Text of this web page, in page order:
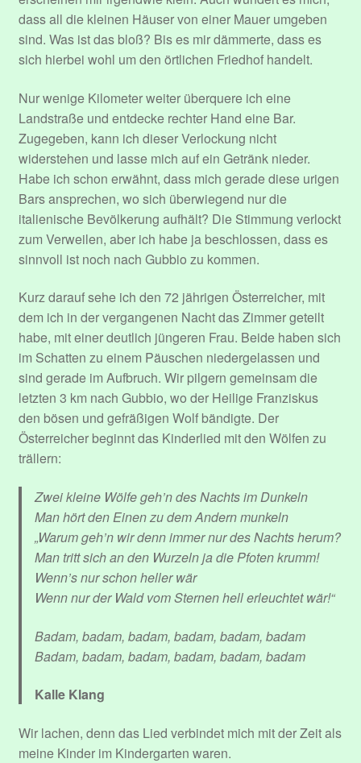
dass all die kleinen Häuser von einer Mauer umgeben
sind. Was ist das bloß? Bis es mir dämmerte, dass es
sich hierbei wohl um den örtlichen Friedhof handelt.
Nur wenige Kilometer weiter überquere ich eine
Landstraße und entdecke rechter Hand eine Bar.
Zugegeben, kann ich dieser Verlockung nicht
widerstehen und lasse mich auf ein Getränk nieder.
Habe ich schon erwähnt, dass mich gerade diese urigen
Bars ansprechen, wo sich überwiegend nur die
italienische Bevölkerung aufhält? Die Stimmung verlockt
zum Verweilen, aber ich habe ja beschlossen, dass es
sinnvoll ist noch nach Gubbio zu kommen.
Kurz darauf sehe ich den 72 jährigen Österreicher, mit
dem ich in der vergangenen Nacht das Zimmer geteilt
habe, mit einer deutlich jüngeren Frau. Beide haben sich
im Schatten zu einem Päuschen niedergelassen und
sind gerade im Aufbruch. Wir pilgern gemeinsam die
letzten 3 km nach Gubbio, wo der Heilige Franziskus
den bösen und gefräßigen Wolf bändigte. Der
Österreicher beginnt das Kinderlied mit den Wölfen zu
trällern:
Zwei kleine Wölfe geh’n des Nachts im Dunkeln
Man hört den Einen zu dem Andern munkeln
„Warum geh’n wir denn immer nur des Nachts herum?
Man tritt sich an den Wurzeln ja die Pfoten krumm!
Wenn’s nur schon heller wär
Wenn nur der Wald vom Sternen hell erleuchtet wär!“
Badam, badam, badam, badam, badam, badam
Badam, badam, badam, badam, badam, badam
Kalle Klang
Wir lachen, denn das Lied verbindet mich mit der Zeit als
meine Kinder im Kindergarten waren.